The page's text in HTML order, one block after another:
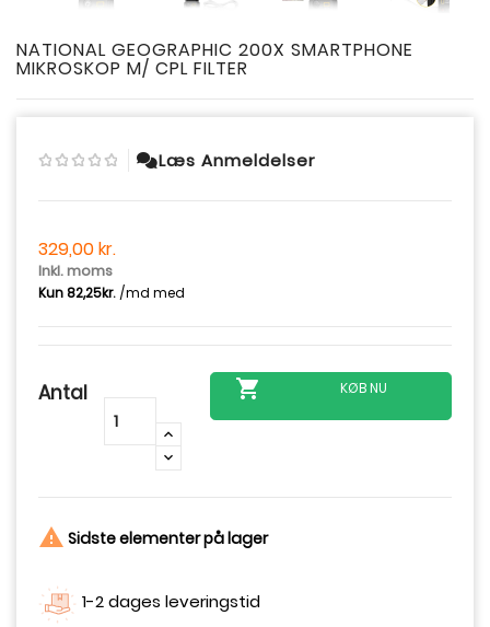
NATIONAL GEOGRAPHIC 200X SMARTPHONE
MIKROSKOP M/ CPL FILTER
Læs Anmeldelser
329,00 kr.
Inkl. moms
Antal  KØB NU
 Sidste elementer på lager
1-2 dages leveringstid